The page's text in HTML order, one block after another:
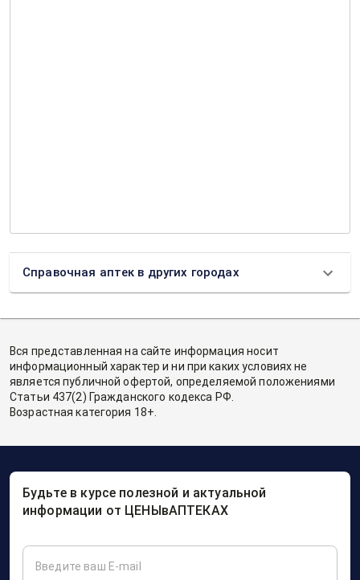
Справочная аптек в других городах
Вся представленная на сайте информация носит
информационный характер и ни при каких условиях не
является публичной офертой, определяемой положениями
Статьи 437(2) Гражданского кодекса РФ.
Возрастная категория 18+.
Будьте в курсе полезной и актуальной
информации от ЦЕНЫвАПТЕКАХ